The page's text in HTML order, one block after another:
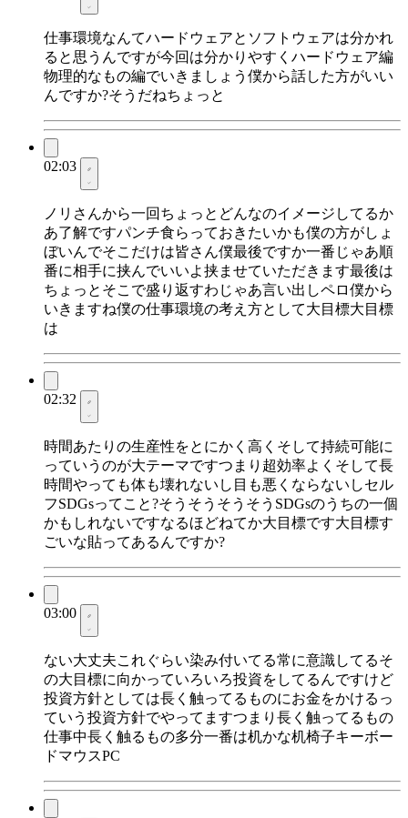
仕事環境なんてハードウェアとソフトウェアは分かれ
ると思うんですが今回は分かりやすくハードウェア編
物理的なもの編でいきましょう僕から話した方がいい
んですか?そうだねちょっと
02:03
ノリさんから一回ちょっとどんなのイメージしてるか
あ了解ですパンチ食らっておきたいかも僕の方がしょ
ぼいんでそこだけは皆さん僕最後ですか一番じゃあ順
番に相手に挟んでいいよ挟ませていただきます最後は
ちょっとそこで盛り返すわじゃあ言い出しペロ僕から
いきますね僕の仕事環境の考え方として大目標大目標
は
02:32
時間あたりの生産性をとにかく高くそして持続可能に
っていうのが大テーマですつまり超効率よくそして長
時間やっても体も壊れないし目も悪くならないしセル
フSDGsってこと?そうそうそうそうSDGsのうちの一個
かもしれないですなるほどねてか大目標です大目標す
ごいな貼ってあるんですか?
03:00
ない大丈夫これぐらい染み付いてる常に意識してるそ
の大目標に向かっていろいろ投資をしてるんですけど
投資方針としては長く触ってるものにお金をかけるっ
ていう投資方針でやってますつまり長く触ってるもの
仕事中長く触るもの多分一番は机かな机椅子キーボー
ドマウスPC